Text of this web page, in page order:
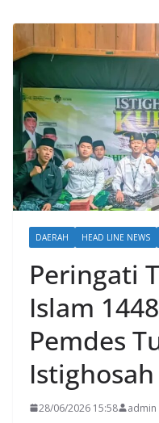
DAERAH HEAD LINE NEWS
Peringati
Islam
Pemdes
28/06/2026 15:58 admin